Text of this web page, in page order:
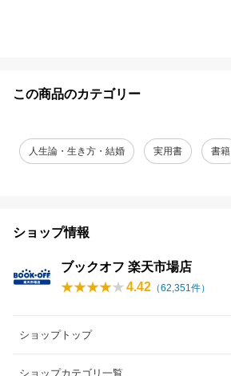
この商品のカテゴリー
人生論・生き方・結婚 実用書 書籍
ショップ情報
ブックオフ 楽天市場店
4.42 （62,351件）
ショップトップ
ショップカテゴリ一覧